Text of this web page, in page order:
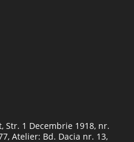
Str. 1 Decembrie 1918, nr.
Atelier: Bd. Dacia nr. 13,